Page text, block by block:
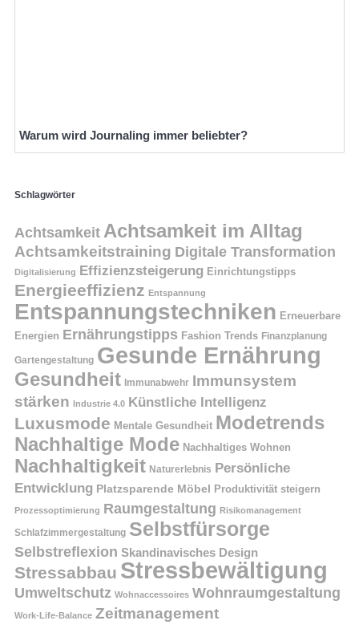
Warum wird Journaling immer beliebter?
Schlagwörter
Achtsamkeit Achtsamkeit im Alltag
Achtsamkeitstraining Digitale Transformation
Digitalisierung Effizienzsteigerung Einrichtungstipps
Energieeffizienz Entspannung
Entspannungstechniken Erneuerbare
Energien Ernährungstipps Fashion Trends Finanzplanung
Gartengestaltung Gesunde Ernährung
Gesundheit Immunabwehr Immunsystem
stärken Industrie 4.0 Künstliche Intelligenz
Luxusmode Mentale Gesundheit Modetrends
Nachhaltige Mode Nachhaltiges Wohnen
Nachhaltigkeit Naturerlebnis Persönliche
Entwicklung Platzsparende Möbel Produktivität steigern
Prozessoptimierung Raumgestaltung Risikomanagement
Schlafzimmergestaltung Selbstfürsorge
Selbstreflexion Skandinavisches Design
Stressabbau Stressbewältigung
Umweltschutz Wohnaccessoires Wohnraumgestaltung
Work-Life-Balance Zeitmanagement